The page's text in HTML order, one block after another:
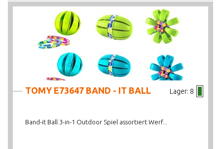
Lager: 8
TOMY E73647 BAND - IT BALL
Band-it Ball 3-in-1 Outdoor Spiel assortiert Werf...